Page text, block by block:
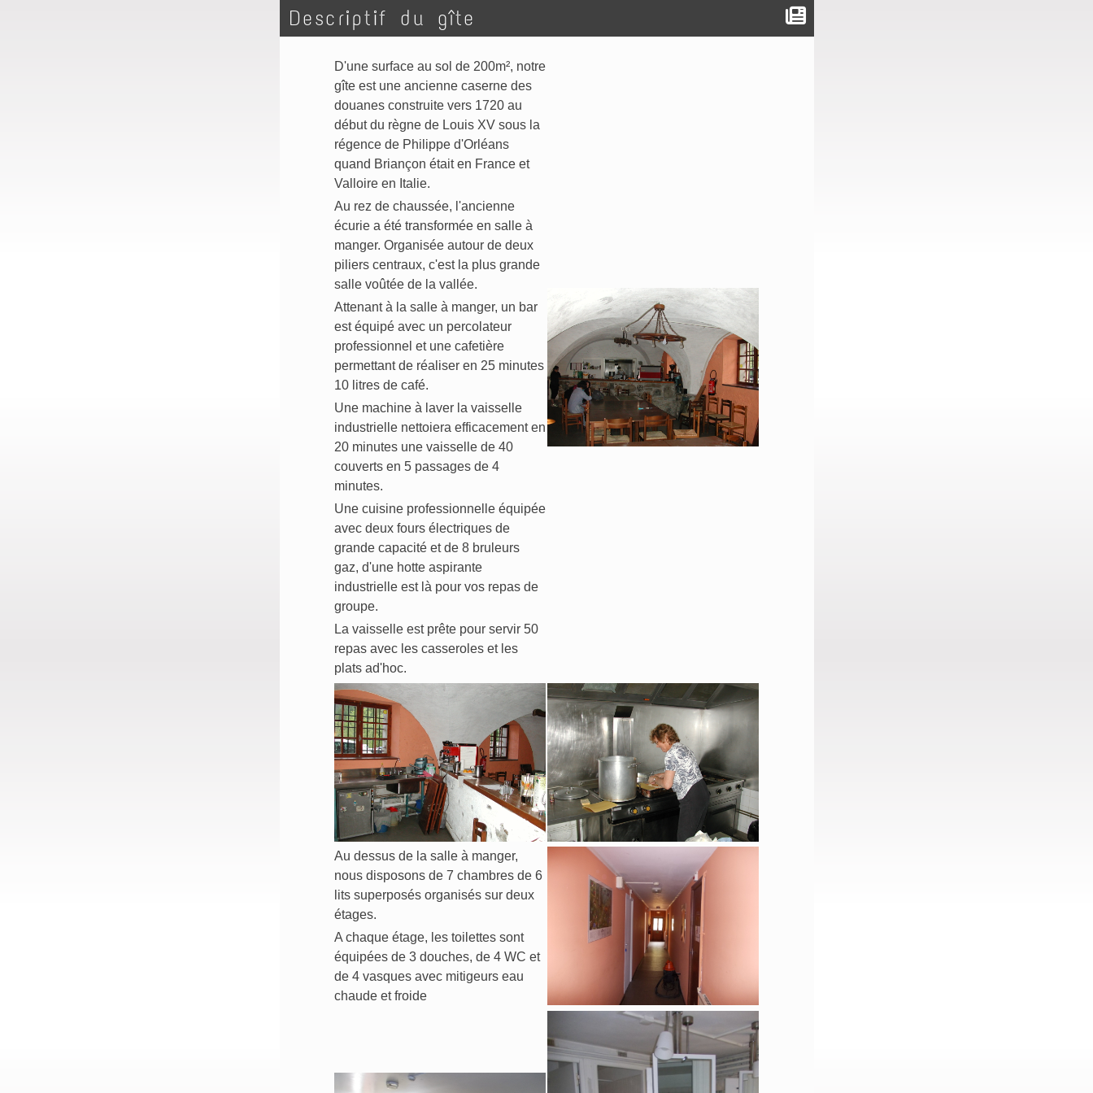
Descriptif du gîte
D'une surface au sol de 200m², notre
gîte est une ancienne caserne des
douanes construite vers 1720 au
début du règne de Louis XV sous la
régence de Philippe d'Orléans
quand Briançon était en France et
Valloire en Italie.
Au rez de chaussée, l'ancienne
écurie a été transformée en salle à
manger. Organisée autour de deux
piliers centraux, c'est la plus grande
salle voûtée de la vallée.
Attenant à la salle à manger, un bar
est équipé avec un percolateur
professionnel et une cafetière
permettant de réaliser en 25 minutes
10 litres de café.
Une machine à laver la vaisselle
industrielle nettoiera efficacement en
20 minutes une vaisselle de 40
couverts en 5 passages de 4
minutes.
Une cuisine professionnelle équipée
avec deux fours électriques de
grande capacité et de 8 bruleurs
gaz, d'une hotte aspirante
industrielle est là pour vos repas de
groupe.
La vaisselle est prête pour servir 50
repas avec les casseroles et les
plats ad'hoc.
Au dessus de la salle à manger,
nous disposons de 7 chambres de 6
lits superposés organisés sur deux
étages.
A chaque étage, les toilettes sont
équipées de 3 douches, de 4 WC et
de 4 vasques avec mitigeurs eau
chaude et froide